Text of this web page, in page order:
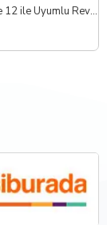
Apple iPhone 12 ile Uyumlu Revize Orjilnali Lcd Ekran Dokunmatik